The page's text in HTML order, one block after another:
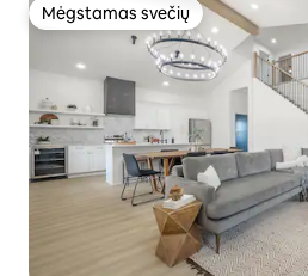
Mėgstamas svečių
Mėgstamas svečių